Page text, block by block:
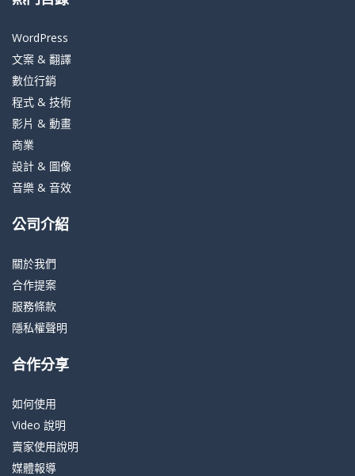
WordPress
文案 & 翻譯
數位行銷
程式 & 技術
影片 & 動畫
商業
設計 & 圖像
音樂 & 音效
公司介紹
關於我們
合作提案
服務條款
隱私權聲明
合作分享
如何使用
Video 說明
賣家使用說明
媒體報導